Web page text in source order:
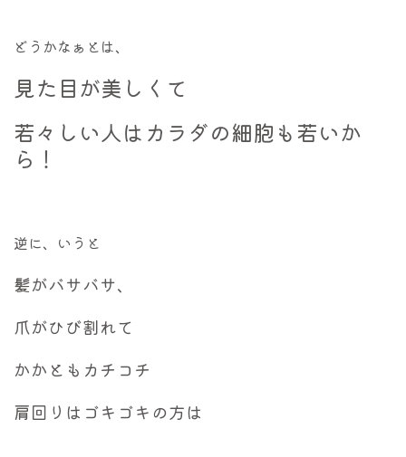
どうかなぁとは、
見た目が美しくて
若々しい人はカラダの細胞も若いか
ら！
逆に、いうと
髪がバサバサ、
爪がひび割れて
かかともカチコチ
肩回りはゴキゴキの方は